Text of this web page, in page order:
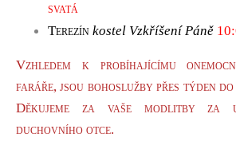
svatá
Terezín kostel Vzkříšení Páně
Vzhledem k probíhajícímu
faráře, jsou bohoslužby přes týden
Děkujeme za vaše modlitby za
duchovního otce.